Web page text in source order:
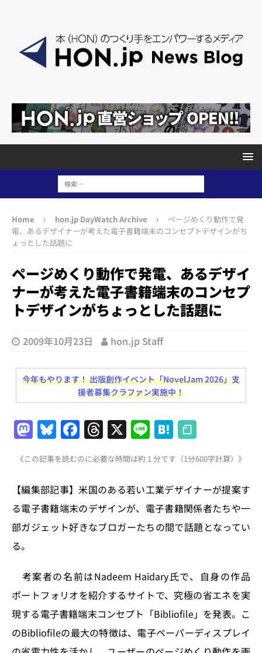
Home hon.jp DayWatch Archive
ページめくり動作で発
電、あるデザイナーが考えた電子書籍端末のコンセプトデザインがち
ょっとした話題に
ページめくり動作で発電、あるデザイ
ナーが考えた電子書籍端末のコンセプ
トデザインがちょっとした話題に
2009年10月23日 hon.jp Staff
今年もやります！ 出版創作イベント「NovelJam 2026」支
援者募集クラファン実施中！
M
a
st
o
d
o
Bl
u
e
s
k
y
F
a
c
e
b
o
T
h
re
a
d
s
X Li
n
e
H
at
e
n
a
《この記事を読むのに必要な時間は約 1 分です（1分600字計算）》
【編集部記事】米国のある若い工業デザイナーが提案す
る電子書籍端末のデザインが、電子書籍関係者たちや一
部ガジェット好きなブロガーたちの間で話題となってい
る。
考案者の名前はNadeem Haidary氏で、自身の作品
ポートフォリオを紹介するサイトで、究極の省エネを実
現する電子書籍端末コンセプト「Bibliofile」を発表。こ
のBibliofileの最大の特徴は、電子ペーパーディスプレイ